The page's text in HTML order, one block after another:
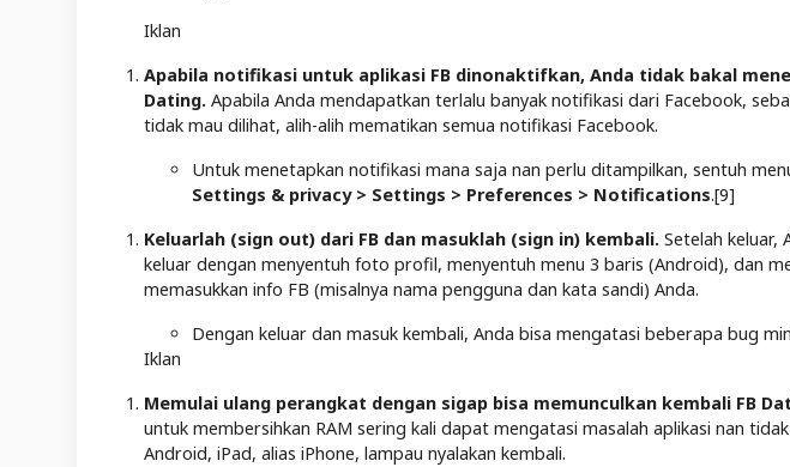
Iklan
Apabila notifikasi untuk aplikasi FB dinonaktifkan, Anda tidak bakal
Dating. Apabila Anda mendapatkan terlalu banyak notifikasi dari Facebook,
tidak mau dilihat, alih-alih mematikan semua notifikasi Facebook.
Untuk menetapkan notifikasi mana saja nan perlu ditampilkan, sentuh
Settings & privacy > Settings > Preferences > Notifications.[9]
Keluarlah (sign out) dari FB dan masuklah (sign in) kembali. Setelah keluar,
keluar dengan menyentuh foto profil, menyentuh menu 3 baris (Android), dan
memasukkan info FB (misalnya nama pengguna dan kata sandi) Anda.
Dengan keluar dan masuk kembali, Anda bisa mengatasi beberapa bug
Iklan
Memulai ulang perangkat dengan sigap bisa memunculkan kembali FB
untuk membersihkan RAM sering kali dapat mengatasi masalah aplikasi nan
Android, iPad, alias iPhone, lampau nyalakan kembali.